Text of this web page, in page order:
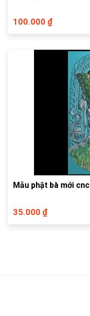
100.000 ₫
Mẫu phật bà mới cnc
35.000 ₫